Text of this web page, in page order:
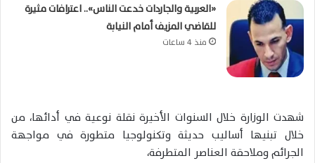
«العربية والجاردات خدعت الناس».. اعترافات مثيرة
للقاضي المزيف أمام النيابة
منذ 4 ساعات
شهدت الوزارة خلال السنوات الأخيرة نقلة نوعية في أدائها، من
خلال تبنيها أساليب حديثة وتكنولوجيا متطورة في مواجهة
الجرائم وملاحقة العناصر المتطرفة،